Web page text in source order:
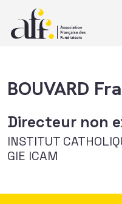
BOUVARD
Directeur non
INSTITUT
GIE ICAM